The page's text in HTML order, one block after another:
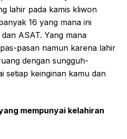
lahir pada kamis kliwon
16 yang mana ini
ASAT. Yang mana
pasan namun karena lahir
dengan sungguh-
setiap keinginan kamu dan
mempunyai kelahiran